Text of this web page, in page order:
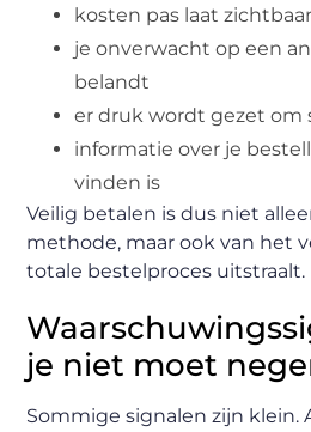
kosten pas laat
je onverwacht op een
belandt
er druk wordt gezet om
informatie over je
vinden is
Veilig betalen is dus niet
methode, maar ook van het
totale bestelproces uitstraalt.
je niet moet
Sommige signalen zijn klein.